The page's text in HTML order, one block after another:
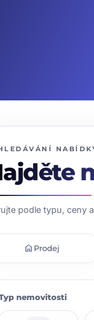
podle typu, ceny
home Prodej
nemovitosti